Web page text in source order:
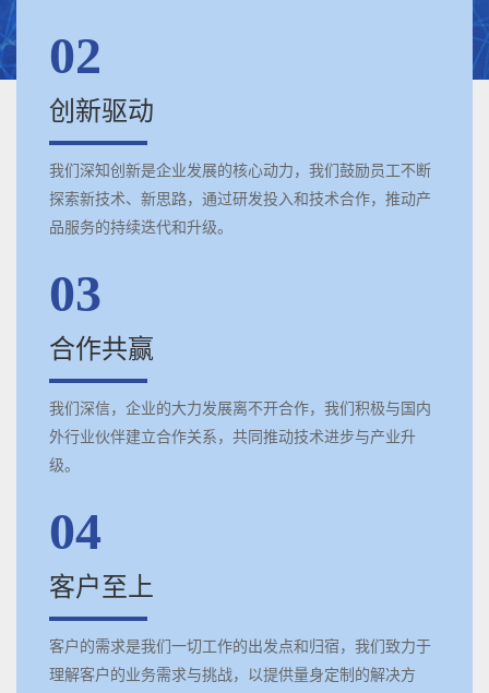
02
创新驱动
我们深知创新是企业发展的核心动力，我们鼓励员工不断
探索新技术、新思路，通过研发投入和技术合作，推动产
品服务的持续迭代和升级。
03
合作共赢
我们深信，企业的大力发展离不开合作，我们积极与国内
外行业伙伴建立合作关系，共同推动技术进步与产业升
级。
04
客户至上
客户的需求是我们一切工作的出发点和归宿，我们致力于
理解客户的业务需求与挑战，以提供量身定制的解决方